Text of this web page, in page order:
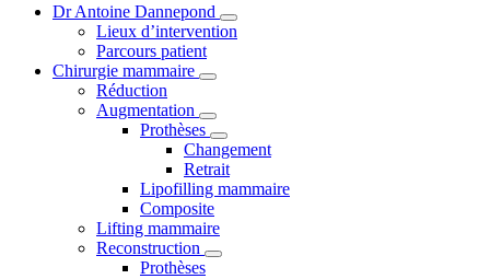
Dr Antoine Dannepond
Lieux d’intervention
Parcours patient
Chirurgie mammaire
Réduction
Augmentation
Prothèses
Changement
Retrait
Lipofilling mammaire
Composite
Lifting mammaire
Reconstruction
Prothèses